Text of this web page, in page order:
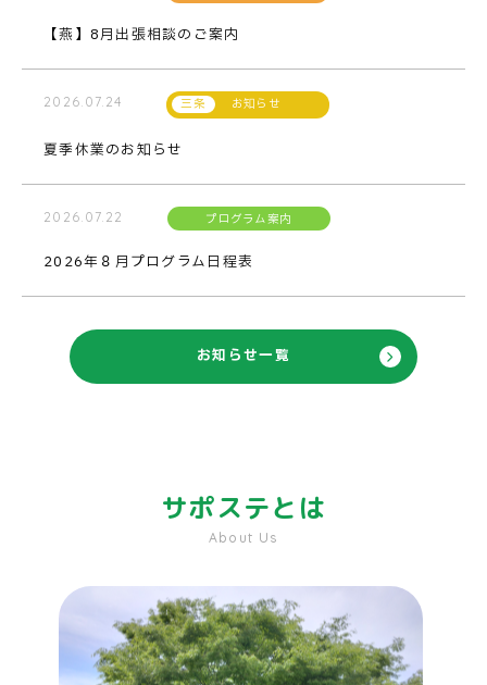
【燕】8月出張相談のご案内
2026.07.24 お知らせ
夏季休業のお知らせ
2026.07.22 プログラム案内
2026年８月プログラム日程表
お知らせ一覧
サポステとは
About Us